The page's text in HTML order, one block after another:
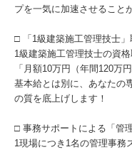
プを一気に加速させること
□ 「1級建築施工管理技士」
1級建築施工管理技士の資
「月額10万円（年間120万
基本給とは別に、あなたの
の質を底上げします！
□ 事務サポートによる「管
1現場につき1名の管理事務